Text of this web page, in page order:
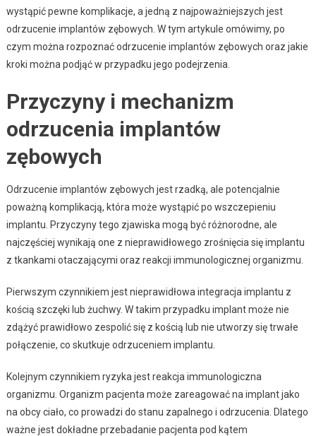
wystąpić pewne komplikacje, a jedną z najpoważniejszych jest
odrzucenie implantów zębowych. W tym artykule omówimy, po
czym można rozpoznać odrzucenie implantów zębowych oraz jakie
kroki można podjąć w przypadku jego podejrzenia.
Przyczyny i mechanizm
odrzucenia implantów
zębowych
Odrzucenie implantów zębowych jest rzadką, ale potencjalnie
poważną komplikacją, która może wystąpić po wszczepieniu
implantu. Przyczyny tego zjawiska mogą być różnorodne, ale
najczęściej wynikają one z nieprawidłowego zrośnięcia się implantu
z tkankami otaczającymi oraz reakcji immunologicznej organizmu.
Pierwszym czynnikiem jest nieprawidłowa integracja implantu z
kością szczęki lub żuchwy. W takim przypadku implant może nie
zdążyć prawidłowo zespolić się z kością lub nie utworzy się trwałe
połączenie, co skutkuje odrzuceniem implantu.
Kolejnym czynnikiem ryzyka jest reakcja immunologiczna
organizmu. Organizm pacjenta może zareagować na implant jako
na obcy ciało, co prowadzi do stanu zapalnego i odrzucenia. Dlatego
ważne jest dokładne przebadanie pacjenta pod kątem